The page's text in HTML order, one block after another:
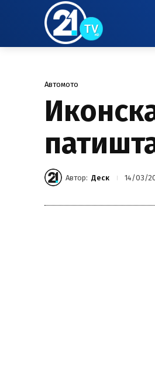
Автомото
Автор: Деск 14/03/